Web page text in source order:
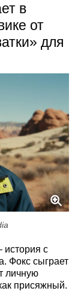
в
от
для
с
Фокс сыграет
личную
присяжный.